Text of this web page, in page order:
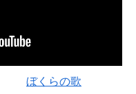
ぼくらの歌